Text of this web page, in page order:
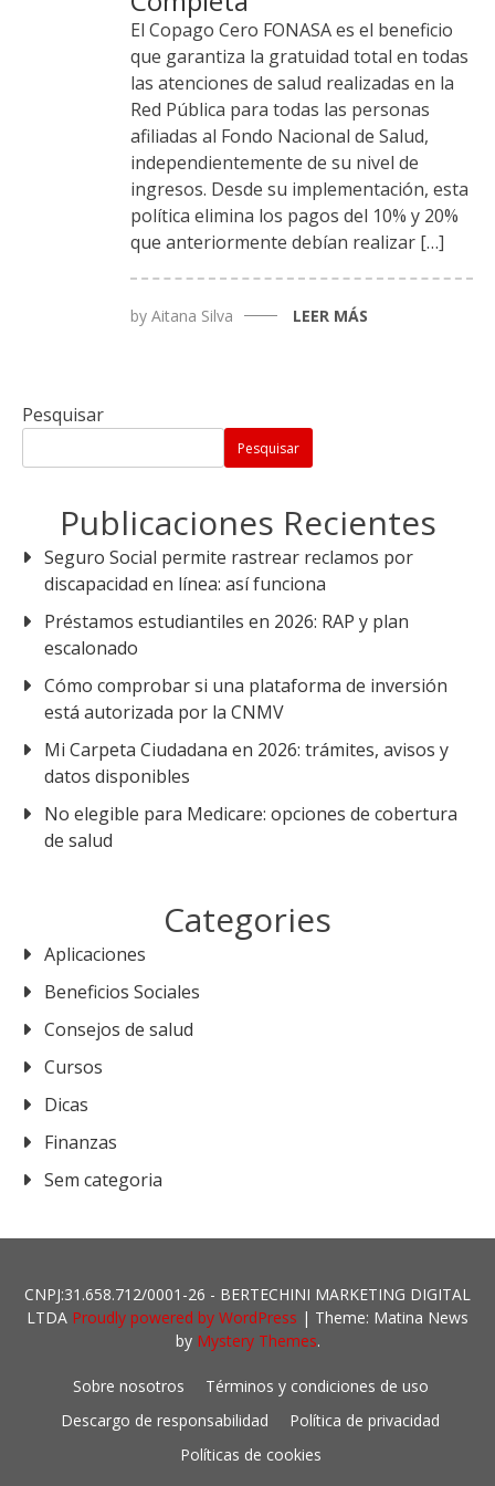
El Copago Cero FONASA es el beneficio
que garantiza la gratuidad total en todas
las atenciones de salud realizadas en la
Red Pública para todas las personas
afiliadas al Fondo Nacional de Salud,
independientemente de su nivel de
ingresos. Desde su implementación, esta
política elimina los pagos del 10% y 20%
que anteriormente debían realizar […]
byAitana Silva LEER MÁS
Pesquisar
Pesquisar
Publicaciones Recientes
Seguro Social permite rastrear reclamos por
discapacidad en línea: así funciona
Préstamos estudiantiles en 2026: RAP y plan
escalonado
Cómo comprobar si una plataforma de inversión
está autorizada por la CNMV
Mi Carpeta Ciudadana en 2026: trámites, avisos y
datos disponibles
No elegible para Medicare: opciones de cobertura
de salud
Categories
Aplicaciones
Beneficios Sociales
Consejos de salud
Cursos
Dicas
Finanzas
Sem categoria
CNPJ:31.658.712/0001-26 - BERTECHINI MARKETING DIGITAL
LTDA Proudly powered by WordPress | Theme: Matina News
by Mystery Themes.
Sobre nosotros
Términos y condiciones de uso
Descargo de responsabilidad
Política de privacidad
Políticas de cookies